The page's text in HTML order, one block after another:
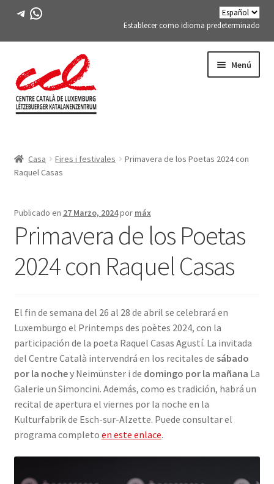
Telegrama
WhatsApp
Establecer como idioma predeterminado
la
navegación
al
contenido
Menú
menu
ACTIVIDADES
Expand
MIEMBROS DE FES-TE
LIBRO
Casa Fires i festivales
Primavera de los Poetas 2024 con
Raquel Casas
Publicado en 27 Marzo, 2024por máx
Primavera de los Poetas
2024 con Raquel Casas
El fin de semana del 26 al 28 de abril se celebrará en
Luxemburgo el Printemps des poètes 2024, con la
participación de la poeta Raquel Casas Agustí. La invitada
del Centre Català intervendrá en los recitales de sábado
por la nochey Neimünster i de domingo por la mañana La
Galerie un Simoncini. Además, como es tradición, habrá un
recital de apertura el viernes por la noche en la
Kulturfabrik de Esch-sur-Alzette. Puede consultar el
programa completo en este enlace.